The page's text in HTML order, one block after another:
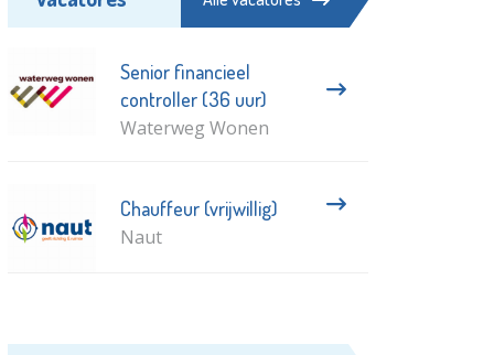
Senior financieel
controller (36 uur)
Waterweg Wonen
Chauffeur (vrijwillig)
Naut